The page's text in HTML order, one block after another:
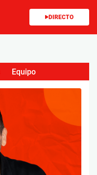
DIRECTO
Equipo